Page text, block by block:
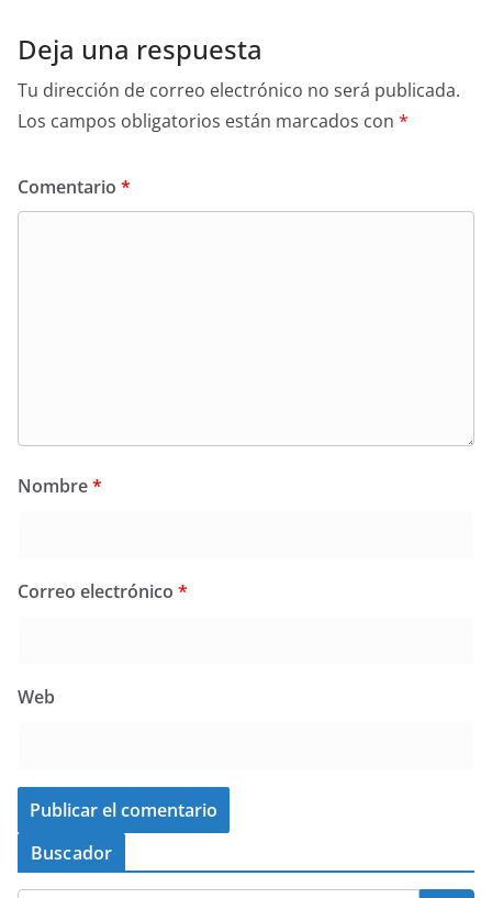
Deja una respuesta
Tu dirección de correo electrónico no será publicada.
Los campos obligatorios están marcados con *
Comentario *
Nombre*
Correo electrónico *
Web
Buscador